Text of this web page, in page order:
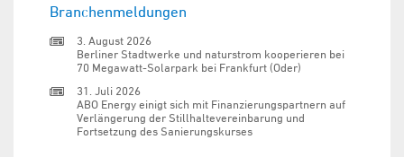
Branchenmeldungen
3. August 2026
Berliner Stadtwerke und naturstrom kooperieren bei
70 Megawatt-Solarpark bei Frankfurt (Oder)
31. Juli 2026
ABO Energy einigt sich mit Finanzierungspartnern auf
Verlängerung der Stillhaltevereinbarung und
Fortsetzung des Sanierungskurses